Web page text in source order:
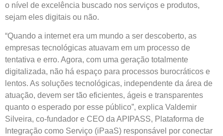
o nível de excelência buscado nos serviços e produtos,
sejam eles digitais ou não.
“Quando a internet era um mundo a ser descoberto, as
empresas tecnológicas atuavam em um processo de
tentativa e erro. Agora, com uma geração totalmente
digitalizada, não há espaço para processos burocráticos e
lentos. As soluções tecnológicas, independente da área de
atuação, devem ser tão eficientes, ágeis e transparentes
quanto o esperado por esse público”, explica Valdemir
Silveira, co-fundador e CEO da APIPASS, Plataforma de
Integração como Serviço (iPaaS) responsável por conectar